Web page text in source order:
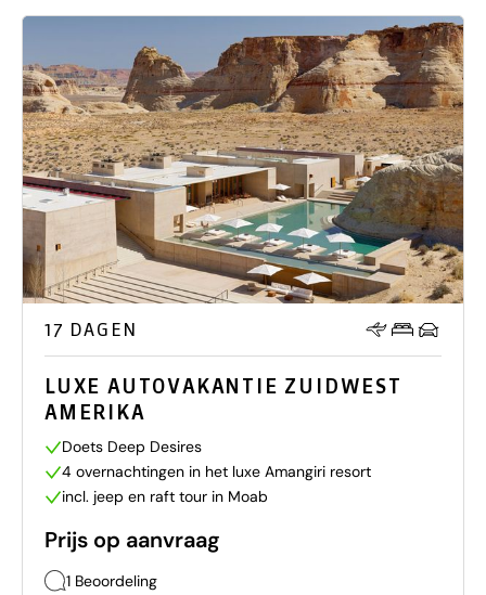
17 DAGEN
LUXE AUTOVAKANTIE ZUIDWEST
AMERIKA
Doets Deep Desires
4 overnachtingen in het luxe Amangiri resort
incl. jeep en raft tour in Moab
Prijs op aanvraag
1 Beoordeling